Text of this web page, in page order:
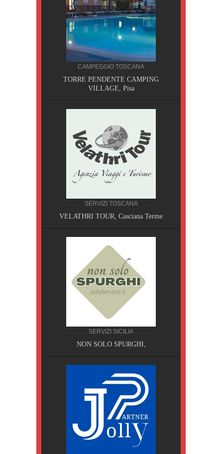
CAMPEGGIO TOSCANA
TORRE PENDENTE CAMPING
VILLAGE, Pisa
SERVIZI TOSCANA
VELATHRI TOUR, Casciana Terme
SERVIZI SICILIA
NON SOLO SPURGHI,